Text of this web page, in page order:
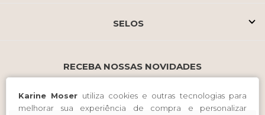
Karine Moser utiliza cookies e outras tecnologias para
melhorar sua experiência de compra e personalizar
SELOS
RECEBA NOSSAS NOVIDADES